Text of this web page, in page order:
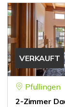
VERKAUFT
Pfullingen
2-Zimmer